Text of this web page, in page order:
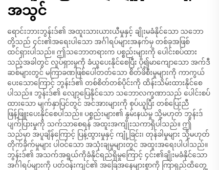
အသွင်
ရောင်းဘားဘွန်းဒ်၏ အထူးသားယားယီမှုနှင့် ချိုးမခံနိုင်သော သဘော
တို့သည် ၄င်း၏အရေးပါသော အင်္ဂါရပ်များအနက်မှ တစ်ခုအဖြစ်
ထင်ရှားပါသည်။ ဤသဘောတရားက ပစ္စည်းများကို ပေါင်းစပ်ထား
သည့်အခါတွင် လှုပ်ရှားမှုကို ခံယူပေးနိုင်စေပြီး ပို၍မာကျောသော အက်ဒီ
ဆစ်များတွင် မကြာခဏဖြစ်ပေါ်တတ်သော စိတ်ဖိစီးမှုများကို ကာကွယ်
ပေးသောကြောင့် ဘွန်းဒ်၏ တစ်စိတ်တစ်ပိုင်းကို ထိန်းသိမ်းထားနိုင်စေ
ပါသည်။ ဘွန်းဒ်၏ လျော့ပြေနိုင်သော သဘောလက္ခဏာသည် ပေါင်းစပ်
ထားသော မျက်နှာပြင်တွင် အင်အားများကို စုပ်ယူပြီး တစ်ပြေးညီ
ဖြန့်ဖြူးပေးနိုင်စေပါသည်။ ပစ္စည်းများ၏ နွမ်းနယ်မှု သို့မဟုတ် ဘွန်းဒ်
ပျက်ပြားမှုကို သက်သာစေရန် အထူးအကျိုးသကာရှိပါသည်။ ဤ
သည်မှာ အပူချိန်ကြောင့် ပြန့်ထွားမှုနှင့် ကျုံ့ခြင်း၊ တုန်ခါမှုများ သို့မဟုတ်
တိုက်ခိုက်မှုများ ပါဝင်သော အသုံးချမှုများတွင် အထူးအရေးပါပါသည်။
ဘွန်းဒ်၏ အသက်အရွယ်ကိုခံနိုင်ရည်ရှိမှုကြောင့် ၄င်း၏ချိုးမခံနိုင်သော
အင်္ဂါရပ်များကို ပတ်ဝန်းကျင်၏ အခြေအနေများစွာကို ကြာရှည်ထိတွေ့